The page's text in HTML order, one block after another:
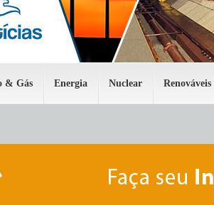
& Gás Energia Nuclear Renováveis